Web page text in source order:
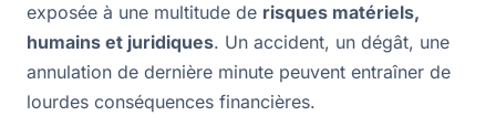
exposée à une multitude de risques matériels,
humains et juridiques. Un accident, un dégât, une
annulation de dernière minute peuvent entraîner de
lourdes conséquences financières.